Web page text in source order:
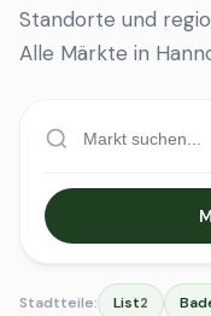
Standorte und
Alle Märkte in
Stadtteile: List2